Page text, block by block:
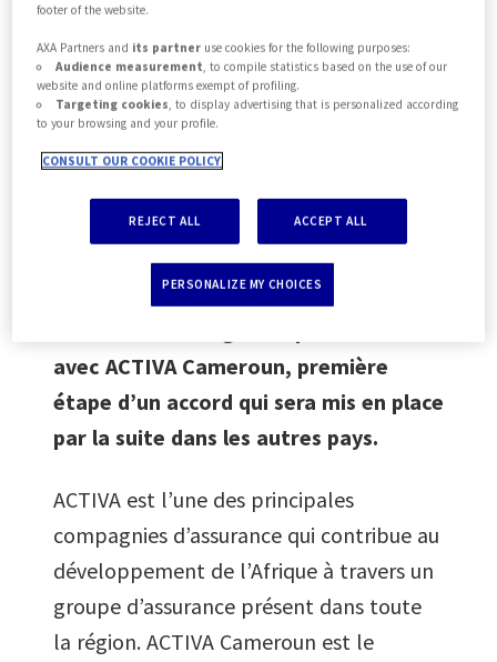
d’éducation primaire et seulement 8,5 %
de la population féminine a un emploi.
Malgré ces difficultés, l’Afrique est
devenue en quelques années le premier
continent en ce qui concerne
l’entrepreneuriat féminin : 27 % des
femmes y créent leur entreprise, il s’agit
du taux le plus élevé au monde.
avec ACTIVA Cameroun, première
étape d’un accord qui sera mis en place
par la suite dans les autres pays.
ACTIVA est l’une des principales
compagnies d’assurance qui contribue au
développement de l’Afrique à travers un
groupe d’assurance présent dans toute
la région. ACTIVA Cameroun est le
footer of the website.
AXA Partners and its partner use cookies for the following purposes:
Audience measurement, to compile statistics based on the use of our
website and online platforms exempt of profiling.
Targeting cookies, to display advertising that is personalized according
to your browsing and your profile.
CONSULT OUR COOKIE POLICY
REJECT ALL ACCEPT ALL
PERSONALIZE MY CHOICES